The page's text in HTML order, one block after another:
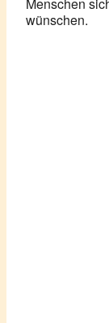
wünschen.